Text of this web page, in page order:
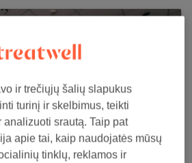
ir trečiųjų šalių slapukus
turinį ir skelbimus, teikti
srautą. Taip pat
apie tai, kaip naudojatės mūsų
tinklų, reklamos ir